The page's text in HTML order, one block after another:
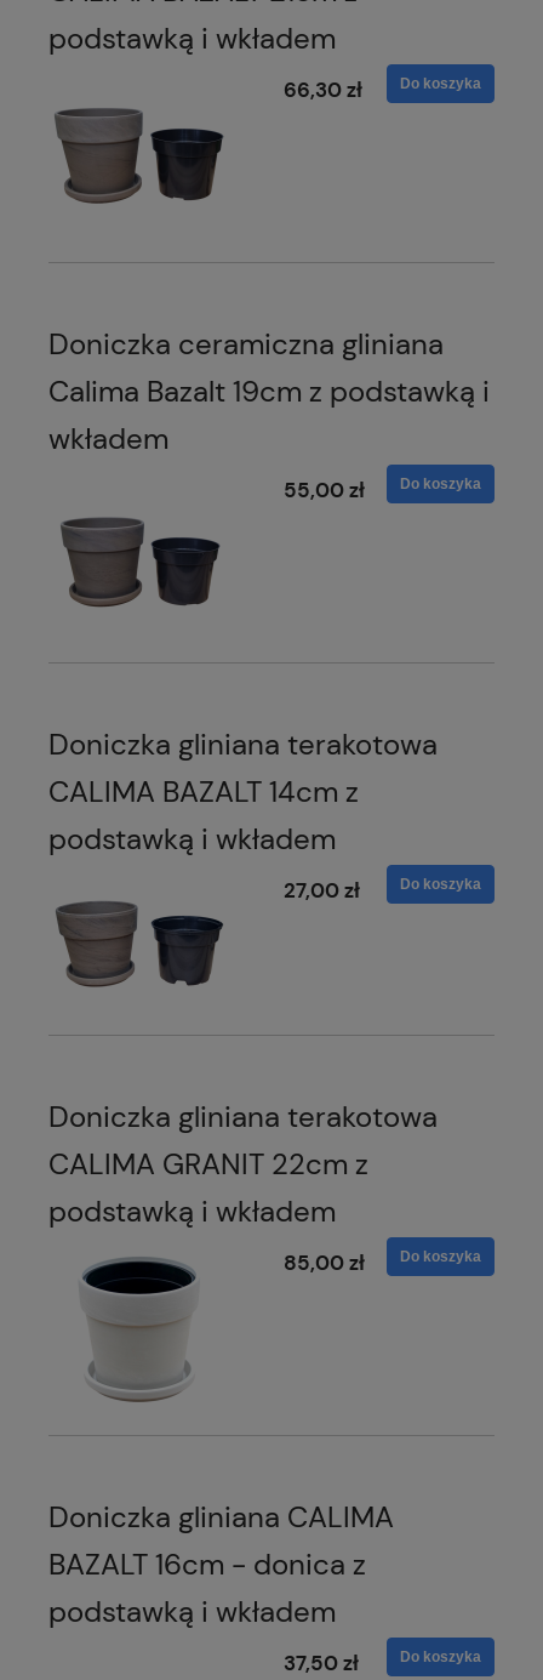
podstawką i wkładem
66,30 zł Do koszyka
Doniczka ceramiczna gliniana
Calima Bazalt 19cm z podstawką i
wkładem
55,00 zł Do koszyka
Doniczka gliniana terakotowa
CALIMA BAZALT 14cm z
podstawką i wkładem
27,00 zł Do koszyka
Doniczka gliniana terakotowa
CALIMA GRANIT 22cm z
podstawką i wkładem
85,00 zł Do koszyka
Doniczka gliniana CALIMA
BAZALT 16cm - donica z
podstawką i wkładem
37,50 zł Do koszyka